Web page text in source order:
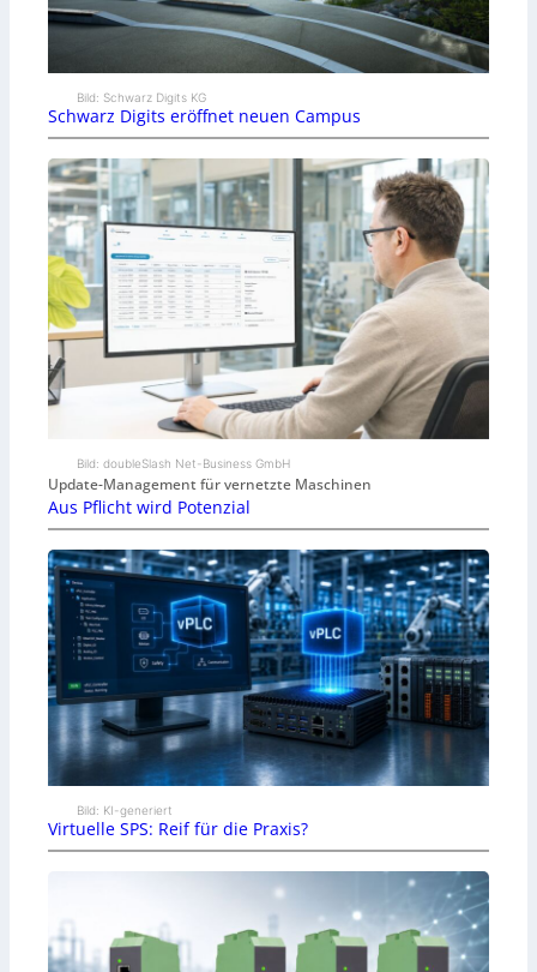
Bild: Schwarz Digits KG
Schwarz Digits eröffnet neuen Campus
Bild: doubleSlash Net-Business GmbH
Update-Management für vernetzte Maschinen
Aus Pflicht wird Potenzial
Bild: KI-generiert
Virtuelle SPS: Reif für die Praxis?